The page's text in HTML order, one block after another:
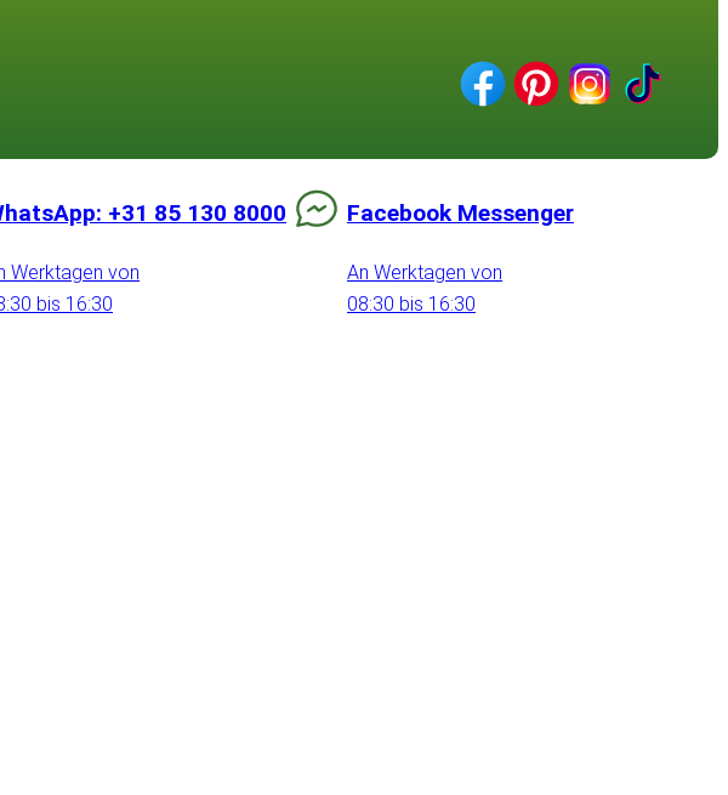
+31 85 130 8000
Werktagen von
bis 16:30
Facebook Messenger
An Werktagen von
08:30 bis 16:30